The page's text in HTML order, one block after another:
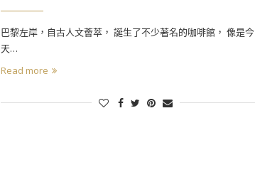
巴黎左岸，自古人文薈萃， 誕生了不少著名的咖啡館， 像是今
天…
Read more